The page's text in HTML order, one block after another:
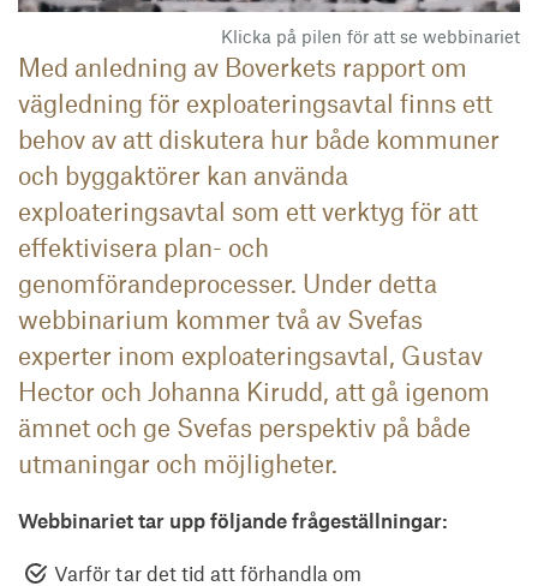
Klicka på pilen för att se webbinariet
Med anledning av Boverkets rapport om
vägledning för exploateringsavtal finns ett
behov av att diskutera hur både kommuner
och byggaktörer kan använda
exploateringsavtal som ett verktyg för att
effektivisera plan- och
genomförandeprocesser. Under detta
webbinarium kommer två av Svefas
experter inom exploateringsavtal, Gustav
Hector och Johanna Kirudd, att gå igenom
ämnet och ge Svefas perspektiv på både
utmaningar och möjligheter.
Webbinariet tar upp följande frågeställningar:
Varför tar det tid att förhandla om